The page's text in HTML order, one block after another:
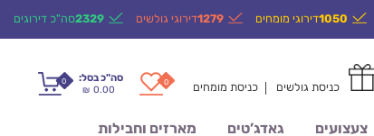
1050דירוגי מומחים 1279דירוגי גולשים 2329סה"כ דירוגים
כניסת גולשים כניסת מומחים 0
0 סה"כ בסל:
₪ 0.00
צעצועים גאדג’טים מארזים וחבילות